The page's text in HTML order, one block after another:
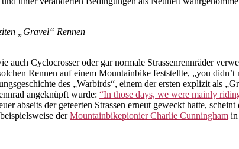
„Gravel“ Rennen
Cyclocrosser oder gar normale Strassenrennräder
Rennen auf einem Mountainbike feststellte, „you
des „Warbirds“, einem der ersten explizit als
angeknüpft wurde: “In those days, we were mainly
abseits der geteerten Strassen erneut geweckt hatte,
derMountainbikepionierCharlie Cunningham in